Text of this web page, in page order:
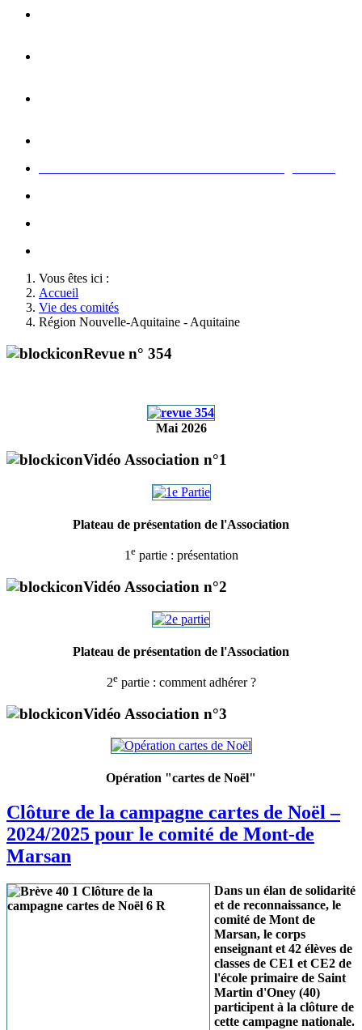
Vous êtes ici :
Accueil
Vie des comités
Région Nouvelle-Aquitaine - Aquitaine
Revue n° 354
Mai 2026
Vidéo Association n°1
Plateau de présentation de l'Association
1 epartie : présentation
Vidéo Association n°2
Plateau de présentation de l'Association
2epartie : comment adhérer ?
Vidéo Association n°3
Opération "cartes de Noël"
Clôture de la campagne cartes de Noël –
2024/2025 pour le comité de Mont-de
Marsan
Dans un élan de solidarité
et de reconnaissance, le
comité de Mont de
Marsan, le corps
enseignant et 42 élèves de
classes de CE1 et CE2 de
l'école primaire de Saint
Martin d'Oney (40)
participent à la clôture de
cette campagne nationale.